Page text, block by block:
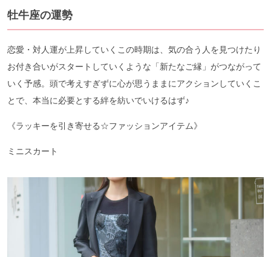
牡牛座の運勢
恋愛・対人運が上昇していくこの時期は、気の合う人を見つけたり
お付き合いがスタートしていくような「新たなご縁」がつながって
いく予感。頭で考えすぎずに心が思うままにアクションしていくこ
とで、本当に必要とする絆を紡いでいけるはず♪
《ラッキーを引き寄せる☆ファッションアイテム》
ミニスカート